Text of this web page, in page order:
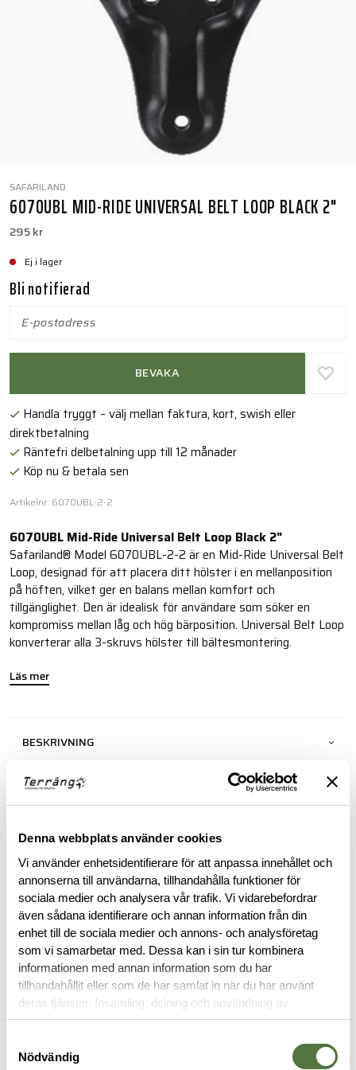
Denna webbplats använder cookies
Vi använder enhetsidentifierare för att anpassa innehållet och
annonserna till användarna, tillhandahålla funktioner för
sociala medier och analysera vår trafik. Vi vidarebefordrar
även sådana identifierare och annan information från din
enhet till de sociala medier och annons- och analysföretag
som vi samarbetar med. Dessa kan i sin tur kombinera
informationen med annan information som du har
tillhandahållit eller som de har samlat in när du har använt
deras tjänster. Insamling, delning och användning av
personuppgifter kan användas för personalisering av
Nödvändig
SAFARILAND
6070UBL MID-RIDE UNIVERSAL BELT LOOP BLACK 2"
295 kr
Ej i lager
Bli notifierad
BEVAKA
Handla tryggt – välj mellan faktura, kort, swish eller
direktbetalning
Räntefri delbetalning upp till 12 månader
Köp nu & betala sen
Artikelnr: 6070UBL-2-2
6070UBL Mid-Ride Universal Belt Loop Black 2"
Safariland® Model 6070UBL-2-2 är en Mid-Ride Universal Belt
Loop, designad för att placera ditt hölster i en mellanposition
på höften, vilket ger en balans mellan komfort och
tillgänglighet. Den är idealisk för användare som söker en
kompromiss mellan låg och hög bärposition. Universal Belt Loop
konverterar alla 3-skruvs hölster till bältesmontering.
Läs mer
BESKRIVNING
RECENSIONER
OM VARUMÄRKET
RELATERADE PRODUKTER